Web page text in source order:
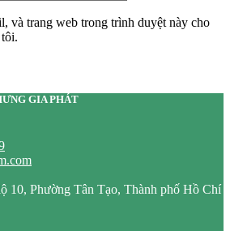
và trang web trong trình duyệt này cho
GIA PHÁT
10, Phường Tân Tạo, Thành phố Hồ Chí